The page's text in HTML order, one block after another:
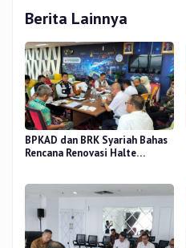
Berita Lainnya
BPKAD dan BRK Syariah Bahas
Rencana Renovasi Halte